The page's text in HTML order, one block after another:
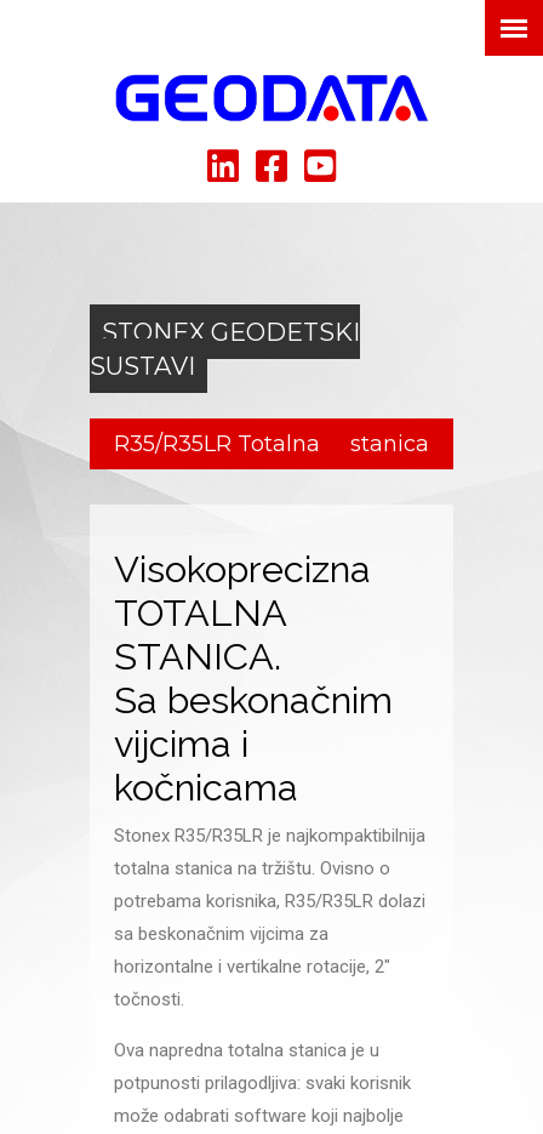
STONEX GEODETSKI
SUSTAVI
R35/R35LR Totalna stanica
Visokoprecizna
TOTALNA
STANICA.
Sa beskonačnim
vijcima i
kočnicama
Stonex R35/R35LR je najkompaktibilnija
totalna stanica na tržištu. Ovisno o
potrebama korisnika, R35/R35LR dolazi
sa beskonačnim vijcima za
horizontalne i vertikalne rotacije, 2″
točnosti.
Ova napredna totalna stanica je u
potpunosti prilagodljiva: svaki korisnik
može odabrati software koji najbolje